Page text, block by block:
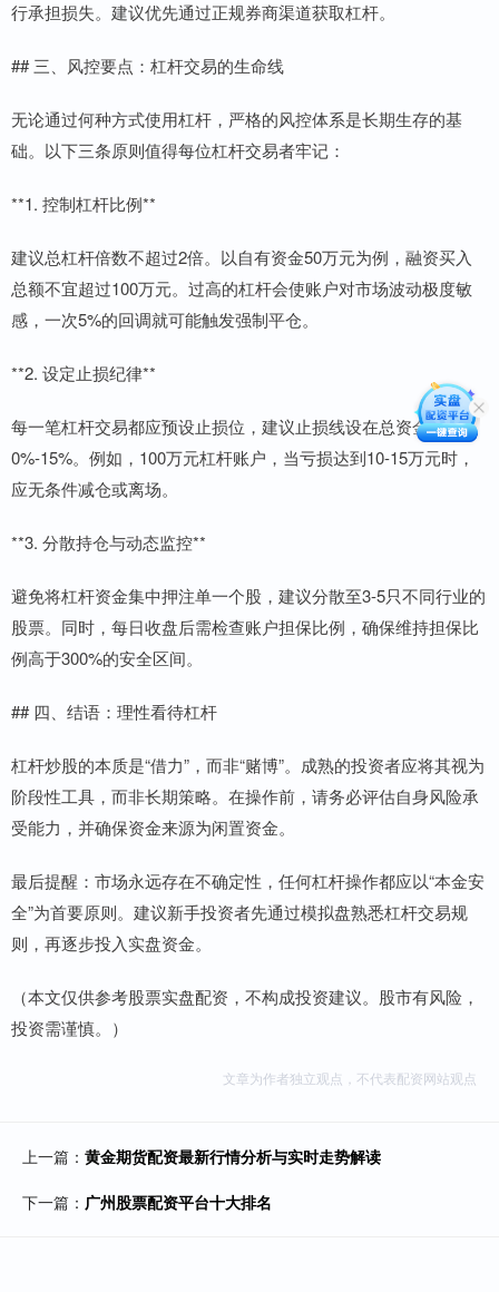
行承担损失。建议优先通过正规券商渠道获取杠杆。
## 三、风控要点：杠杆交易的生命线
无论通过何种方式使用杠杆，严格的风控体系是长期生存的基
础。以下三条原则值得每位杠杆交易者牢记：
**1. 控制杠杆比例**
建议总杠杆倍数不超过2倍。以自有资金50万元为例，融资买入
总额不宜超过100万元。过高的杠杆会使账户对市场波动极度敏
感，一次5%的回调就可能触发强制平仓。
**2. 设定止损纪律**
每一笔杠杆交易都应预设止损位，建议止损线设在总资金回撤1
0%-15%。例如，100万元杠杆账户，当亏损达到10-15万元时，
应无条件减仓或离场。
**3. 分散持仓与动态监控**
避免将杠杆资金集中押注单一个股，建议分散至3-5只不同行业的
股票。同时，每日收盘后需检查账户担保比例，确保维持担保比
例高于300%的安全区间。
## 四、结语：理性看待杠杆
杠杆炒股的本质是“借力”，而非“赌博”。成熟的投资者应将其视为
阶段性工具，而非长期策略。在操作前，请务必评估自身风险承
受能力，并确保资金来源为闲置资金。
最后提醒：市场永远存在不确定性，任何杠杆操作都应以“本金安
全”为首要原则。建议新手投资者先通过模拟盘熟悉杠杆交易规
则，再逐步投入实盘资金。
（本文仅供参考股票实盘配资，不构成投资建议。股市有风险，
投资需谨慎。）
文章为作者独立观点，不代表配资网站观点
上一篇： 黄金期货配资最新行情分析与实时走势解读
下一篇： 广州股票配资平台十大排名